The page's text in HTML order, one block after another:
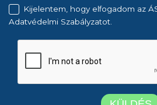
Kijelentem, hogy elfogadom az
Adatvédelmi Szabályzatot.